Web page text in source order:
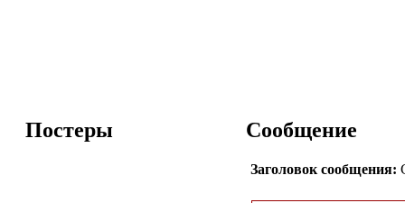
Постеры Сообщение
Заголовок сообщения: